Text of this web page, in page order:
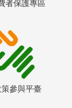
者保護專區
參與平臺